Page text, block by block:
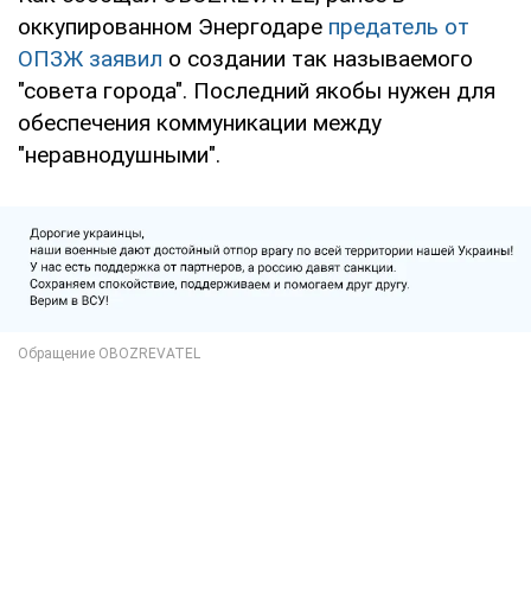
оккупированном Энергодаре предатель от
ОПЗЖ заявил о создании так называемого
"совета города". Последний якобы нужен для
обеспечения коммуникации между
"неравнодушными".